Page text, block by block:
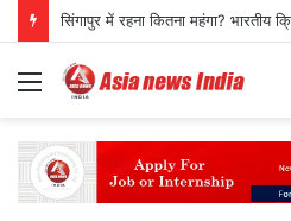
Menu